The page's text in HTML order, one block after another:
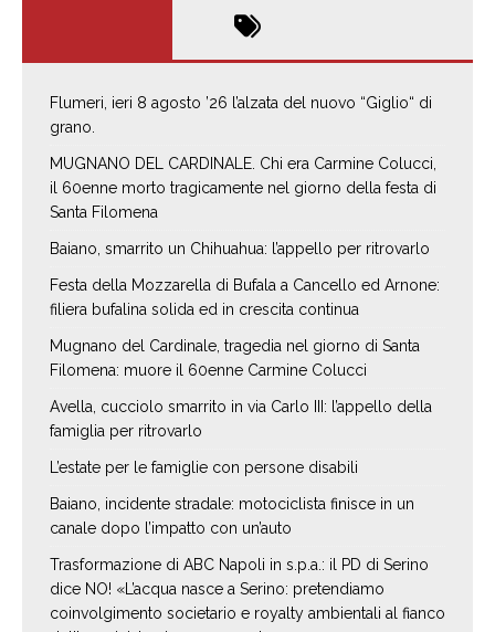
Flumeri, ieri 8 agosto ’26 l’alzata del nuovo “Giglio“ di
grano.
MUGNANO DEL CARDINALE. Chi era Carmine Colucci,
il 60enne morto tragicamente nel giorno della festa di
Santa Filomena
Baiano, smarrito un Chihuahua: l’appello per ritrovarlo
Festa della Mozzarella di Bufala a Cancello ed Arnone:
filiera bufalina solida ed in crescita continua
Mugnano del Cardinale, tragedia nel giorno di Santa
Filomena: muore il 60enne Carmine Colucci
Avella, cucciolo smarrito in via Carlo III: l’appello della
famiglia per ritrovarlo
L’estate per le famiglie con persone disabili
Baiano, incidente stradale: motociclista finisce in un
canale dopo l’impatto con un’auto
Trasformazione di ABC Napoli in s.p.a.: il PD di Serino
dice NO! «L’acqua nasce a Serino: pretendiamo
coinvolgimento societario e royalty ambientali al fianco